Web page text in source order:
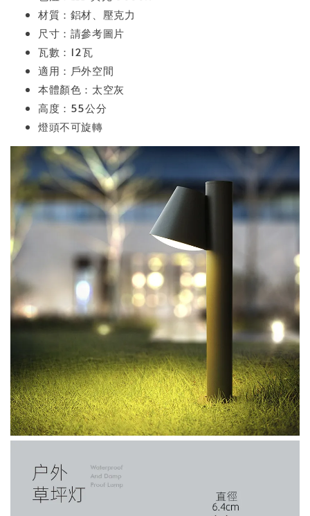
材質：鋁材、壓克力
尺寸：請參考圖片
瓦數：12瓦
適用：戶外空間
本體顏色：太空灰
高度：55公分
燈頭不可旋轉